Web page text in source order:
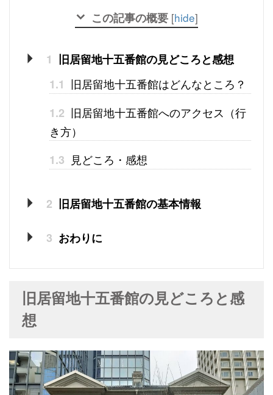
この記事の概要 [hide]
1 旧居留地十五番館の見どころと感想
1.1 旧居留地十五番館はどんなところ？
1.2 旧居留地十五番館へのアクセス（行
き方）
1.3 見どころ・感想
2 旧居留地十五番館の基本情報
3 おわりに
旧居留地十五番館の見どころと感
想